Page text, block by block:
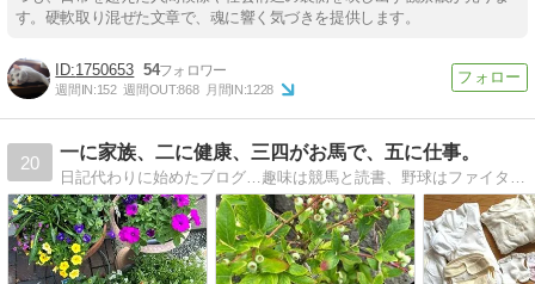
す。硬軟取り混ぜた文章で、魂に響く気づきを提供します。
1750653 54
週間IN:152 週間OUT:868 月間IN:1228
20
一に家族、二に健康、三四がお馬で、五に仕事。